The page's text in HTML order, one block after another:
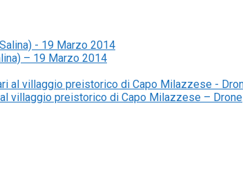
– 19 Marzo 2014
villaggio preistorico di Capo Milazzese – Drone